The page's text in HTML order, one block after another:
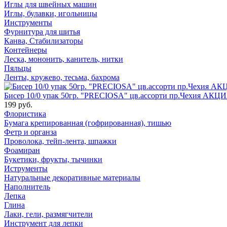
Иглы для швейных машин
Иглы, булавки, игольницы
Инструменты
Фурнитура для шитья
Канва, Стабилизаторы
Контейнеры
Леска, мононить, канитель, нитки
Пяльцы
Ленты, кружево, тесьма, бахрома
Бисер 10/0 упак 50гр. "PRECIOSA" цв.ассорти пр.Чехия
199 руб.
Флористика
Бумага крепированная (гофрированная), тишью
Фетр и органза
Проволока, тейп-лента, шпажки
Фоамиран
Букетики, фрукты, тычинки
Иструменты
Натуральные декоративные материалы
Наполнитель
Лепка
Глина
Лаки, гели, размягчители
Инструмент для лепки